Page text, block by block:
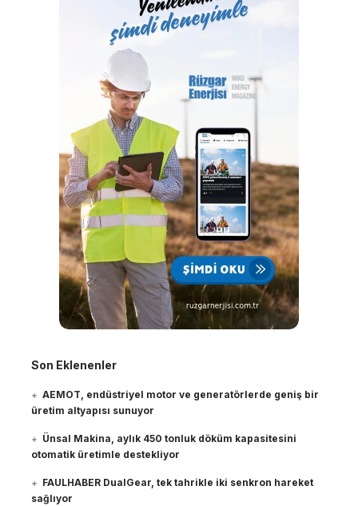
Son Eklenenler
AEMOT, endüstriyel motor ve generatörlerde geniş bir
üretim altyapısı sunuyor
Ünsal Makina, aylık 450 tonluk döküm kapasitesini
otomatik üretimle destekliyor
FAULHABER DualGear, tek tahrikle iki senkron hareket
sağlıyor